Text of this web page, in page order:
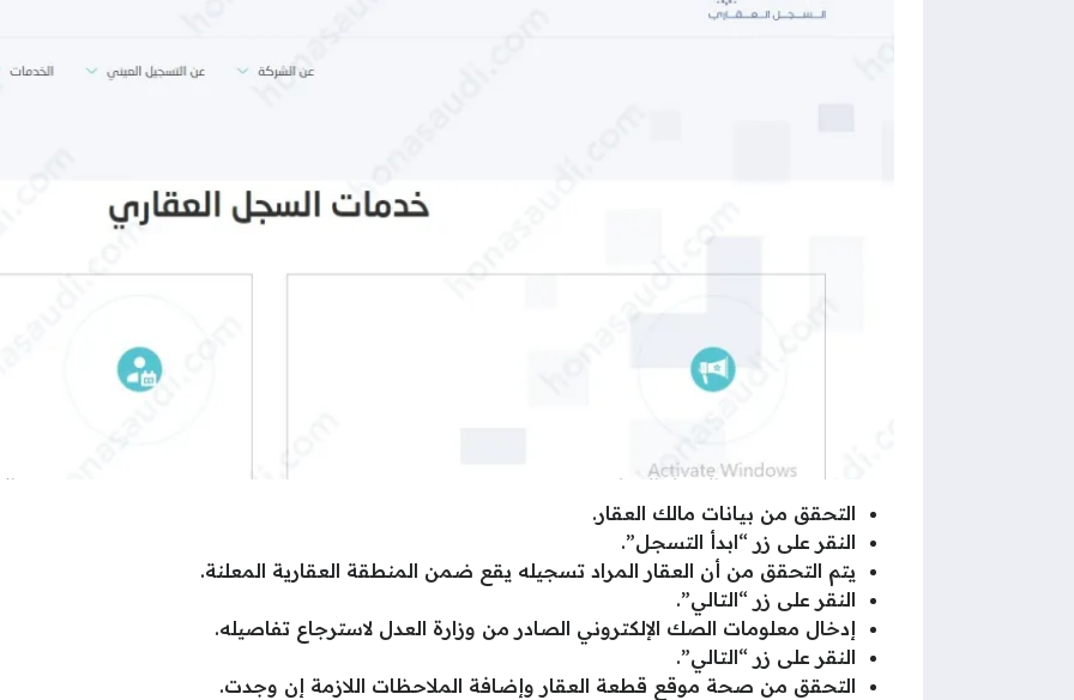
التحقق من بيانات مالك العقار.
النقر على زر “ابدأ التسجل”.
يتم التحقق من أن العقار المراد تسجيله يقع ضمن المنطقة العقارية المعلنة.
النقر على زر “التالي”.
إدخال معلومات الصك الإلكتروني الصادر من وزارة العدل لاسترجاع تفاصيله.
النقر على زر “التالي”.
التحقق من صحة موقع قطعة العقار وإضافة الملاحظات اللازمة إن وجدت.